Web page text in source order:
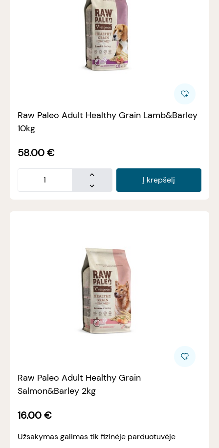
Raw Paleo Adult Healthy Grain Lamb&Barley
10kg
58.00€
Į krepšelį
Raw Paleo Adult Healthy Grain
Salmon&Barley 2kg
16.00€
Užsakymas galimas tik fizinėje parduotuvėje